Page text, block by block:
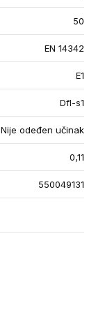
50
EN 14342
E1
Dfl-s1
Nije odeđen učinak
0,11
550049131